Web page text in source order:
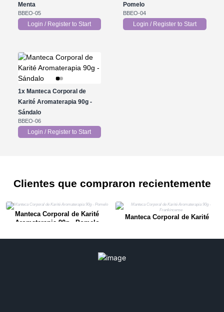
Menta
BBEO-05
Login / Register to Start
Pomelo
BBEO-04
Login / Register to Start
1xManteca Corporal de
Karité Aromaterapia 90g -
Sándalo
BBEO-06
Login / Register to Start
Clientes que compraron recientemente
Manteca Corporal de Karité
Aromaterapia 90g - Pomelo
Manteca Corporal de Karité